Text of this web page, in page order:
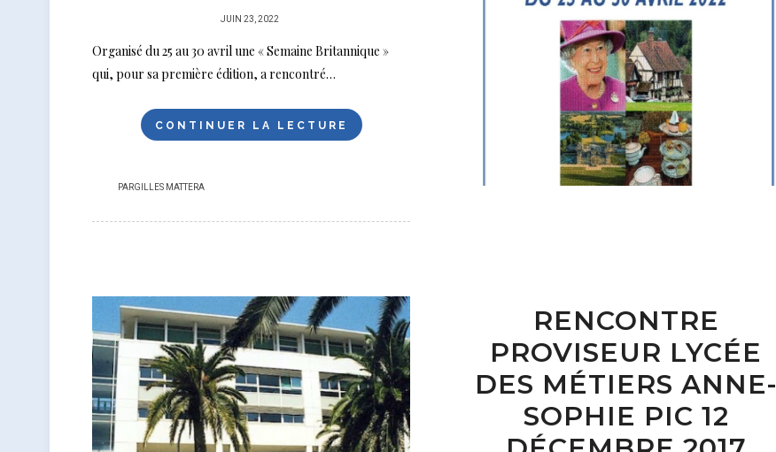
PUBLIÉ
JUIN 23, 2022
Organisé du 25 au 30 avril une « Semaine Britannique »
qui, pour sa première édition, a rencontré…
CONTINUER LA LECTURE
PARGILLES MATTERA
RENCONTRE
PROVISEUR LYCÉE
DES MÉTIERS ANNE-
SOPHIE PIC 12